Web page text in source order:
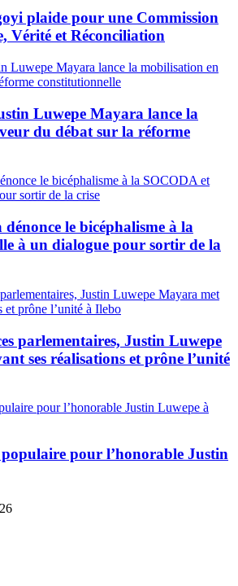
plaide pour une Commission
Vérité et Réconciliation
Luwepe Mayara lance la
du débat sur la réforme
le bicéphalisme à la
à un dialogue pour sortir de la
parlementaires, Justin Luwepe
ses réalisations et prône l’unité
pour l’honorable Justin